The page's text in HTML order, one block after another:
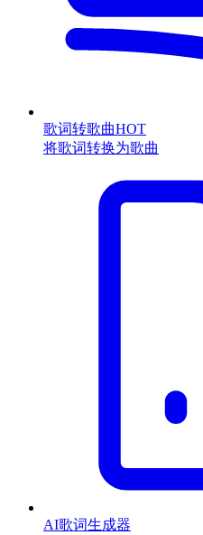
歌词转歌曲HOT
将歌词转换为歌曲
AI歌词生成器